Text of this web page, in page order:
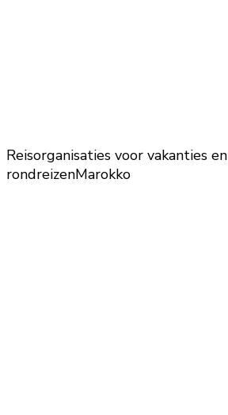
Reisorganisaties voor vakanties en
rondreizenMarokko